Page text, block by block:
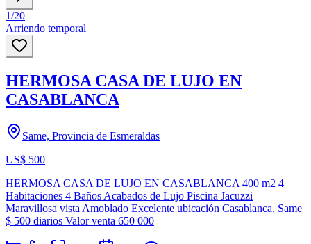
1/20
Arriendo temporal
HERMOSA CASA DE LUJO EN
CASABLANCA
Same, Provincia de Esmeraldas
US$ 500
HERMOSA CASA DE LUJO EN CASABLANCA 400 m2 4
Habitaciones 4 Baños Acabados de Lujo Piscina Jacuzzi
Maravillosa vista Amoblado Excelente ubicación Casablanca, Same
$ 500 diarios Valor venta 650 000